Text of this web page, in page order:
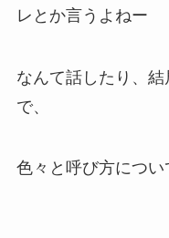
レとか言うよねー
なんて話したり、
で、
色々と呼び方につ